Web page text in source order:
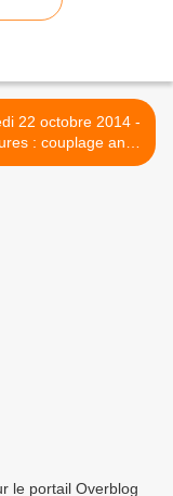
22 octobre 2014 -
: couplage and
bac and back >
le portail Overblog